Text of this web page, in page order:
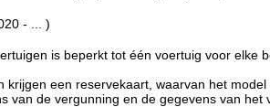
- ... )
is beperkt tot één voertuig voor elke
krijgen een reservekaart, waarvan het
van de vergunning en de gegevens van het